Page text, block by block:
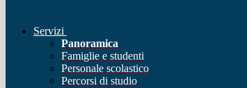
Servizi
Panoramica
Famiglie e studenti
Personale scolastico
Percorsi di studio